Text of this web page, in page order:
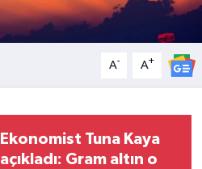
A- A+
Ekonomist Tuna Kaya
açıkladı: Gram altın o